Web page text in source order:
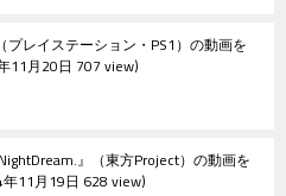
プレイステーション・PS1）の動画を
11月20日 707 view
』（東方Project）の動画を
11月19日 628 view